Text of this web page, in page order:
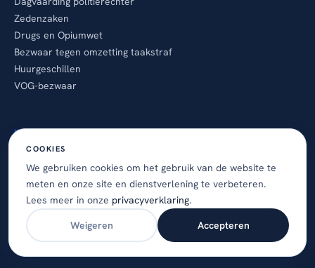
Zedenzaken
Drugs en Opiumwet
Bezwaar tegen omzetting taakstraf
Huurgeschillen
VOG-bezwaar
KANTOOR
Advocaten
Inzichten
Over ons
Contact
COOKIES
We gebruiken cookies om het gebruik van de website te
meten en onze site en dienstverlening te verbeteren.
Lees meer in onze privacyverklaring.
Weigeren
Accepteren